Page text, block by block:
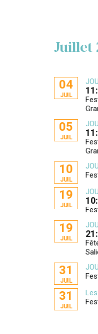
Juillet
04
JUIL
05
JUIL
10
JUIL
19
JUIL
19
JUIL
31
JUIL
31
JUIL